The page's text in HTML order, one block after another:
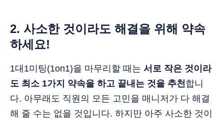
2. 사소한 것이라도 해결을 위해 약속
하세요!
1대1미팅(1on1)을 마무리할 때는 서로 작은 것이라
도 최소 1가지 약속을 하고 끝내는 것을 추천 합니
다. 아무래도 직원의 모든 고민을 매니저가 다 해결
해 줄 수는 없을 것입니다. 하지만 아주 사소한 것이